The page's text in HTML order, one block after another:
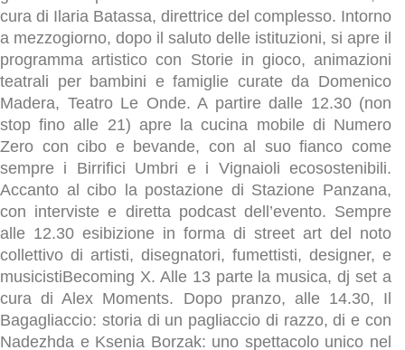
cura di Ilaria Batassa, direttrice del complesso. Intorno
a mezzogiorno, dopo il saluto delle istituzioni, si apre il
programma artistico con Storie in gioco, animazioni
teatrali per bambini e famiglie curate da Domenico
Madera, Teatro Le Onde. A partire dalle 12.30 (non
stop fino alle 21) apre la cucina mobile di Numero
Zero con cibo e bevande, con al suo fianco come
sempre i Birrifici Umbri e i Vignaioli ecosostenibili.
Accanto al cibo la postazione di Stazione Panzana,
con interviste e diretta podcast dell’evento. Sempre
alle 12.30 esibizione in forma di street art del noto
collettivo di artisti, disegnatori, fumettisti, designer, e
musicistiBecoming X. Alle 13 parte la musica, dj set a
cura di Alex Moments. Dopo pranzo, alle 14.30, Il
Bagagliaccio: storia di un pagliaccio di razzo, di e con
Nadezhda e Ksenia Borzak: uno spettacolo unico nel